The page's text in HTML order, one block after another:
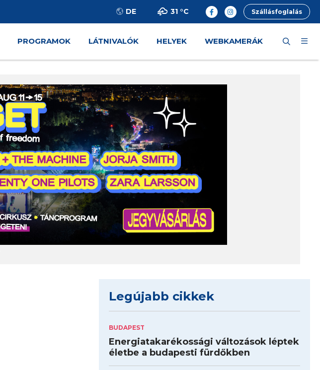
DE 31 °C Szállásfoglalás
PROGRAMOK LÁTNIVALÓK HELYEK WEBKAMERÁK
Legújabb cikkek
BUDAPEST
Energiatakarékossági változások léptek
életbe a budapesti fürdőkben